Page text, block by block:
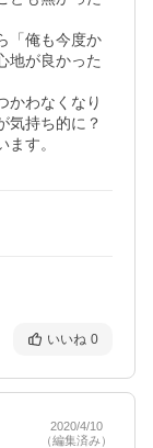
「俺も今度か
地が良かった
かわなくなり
気持ち的に？
す。
いいね 0
2020/4/10
（編集済み）